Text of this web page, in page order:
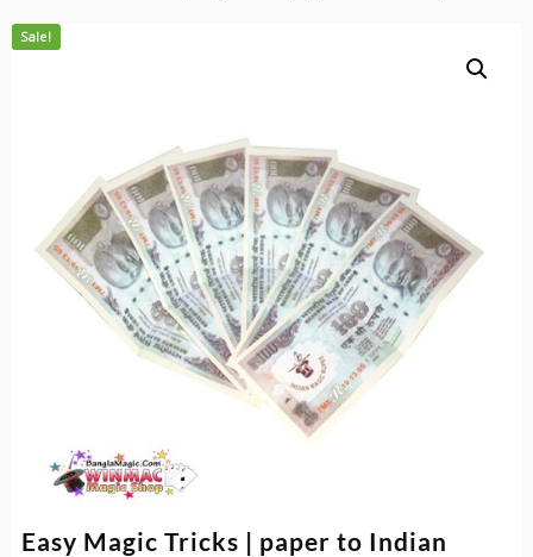
Sale!
Easy Magic Tricks | paper to Indian